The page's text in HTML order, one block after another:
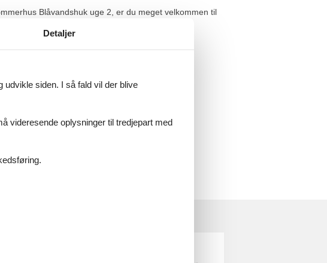
Blåvandshuk uge 2, er du meget velkommen til
Detaljer
siden. I så fald vil der blive
videresende oplysninger til tredjepart med